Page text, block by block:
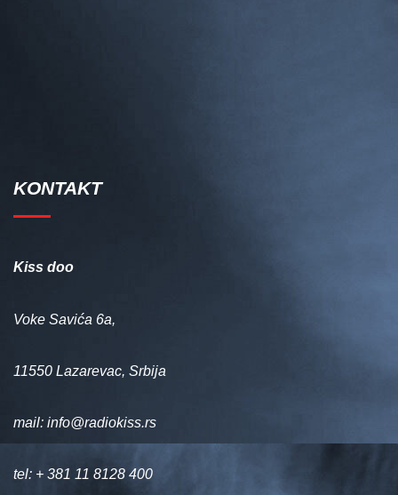
KONTAKT
Kiss doo
Voke Savića 6a,
11550 Lazarevac, Srbija
mail: info@radiokiss.rs
tel: + 381 11 8128 400